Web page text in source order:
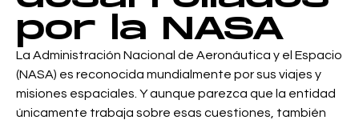
por la NASA
La Administración Nacional de Aeronáutica y el Espacio
(NASA) es reconocida mundialmente por sus viajes y
misiones espaciales. Y aunque parezca que la entidad
únicamente trabaja sobre esas cuestiones, también